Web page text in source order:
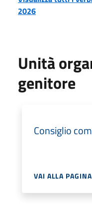
2026
Unità
genitore
Consiglio
VAI ALLA PAGINA